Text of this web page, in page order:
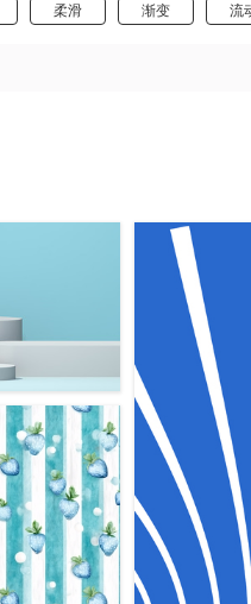
柔滑 渐变 流